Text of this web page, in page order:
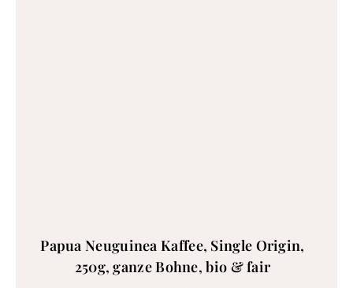
Papua Neuguinea Kaffee, Single Origin,
250g, ganze Bohne, bio & fair